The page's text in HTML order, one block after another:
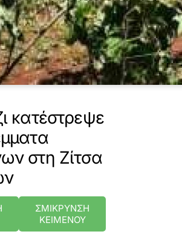
κατέστρεψε
στη Ζίτσα
ΣΜΙΚΡΥΝΣΗ
ΚΕΙΜΕΝΟΥ